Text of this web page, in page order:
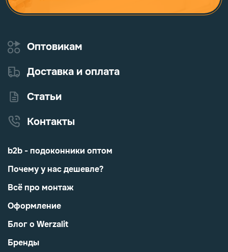
Оптовикам
Доставка и оплата
Статьи
Контакты
b2b - подоконники оптом
Почему у нас дешевле?
Всё про монтаж
Оформление
Блог о Werzalit
Бренды